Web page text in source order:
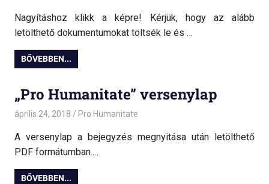
Nagyításhoz klikk a képre! Kérjük, hogy az alább
letölthető dokumentumokat töltsék le és …
BŐVEBBEN...
„Pro Humanitate” versenylap
április 24, 2018 admin
Pro Humanitate
A versenylap a bejegyzés megnyitása után letölthető
PDF formátumban.…
BŐVEBBEN...